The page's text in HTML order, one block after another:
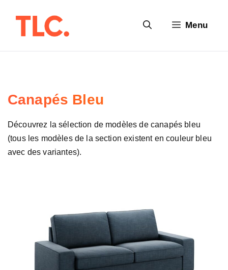
Menu
Canapés Bleu
Découvrez la sélection de modèles de canapés bleu
(tous les modèles de la section existent en couleur bleu
avec des variantes).